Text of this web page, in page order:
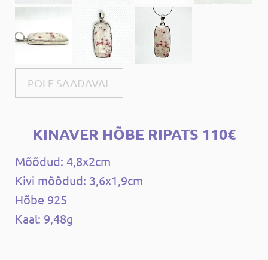
POLE SAADAVAL
KINAVER HÕBE RIPATS 110€
Mõõdud: 4,8x2cm
Kivi mõõdud: 3,6x1,9cm
Hõbe 925
Kaal: 9,48g